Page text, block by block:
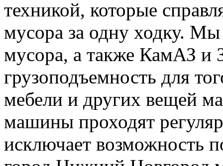
техникой, которые
мусора за одну ходку. Мы
мусора, а также КамАЗ
грузоподъемность для
мебели и других вещей
машины проходят
исключает возможность